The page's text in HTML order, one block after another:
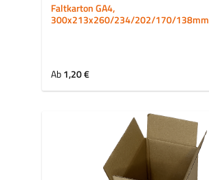
Faltkarton GA4,
300x213x260/234/202/170/138mm
Regulärer Preis:
Ab1,20 €